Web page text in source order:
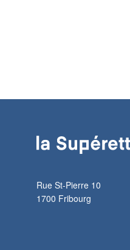
Rue St-Pierre 10
1700 Fribourg